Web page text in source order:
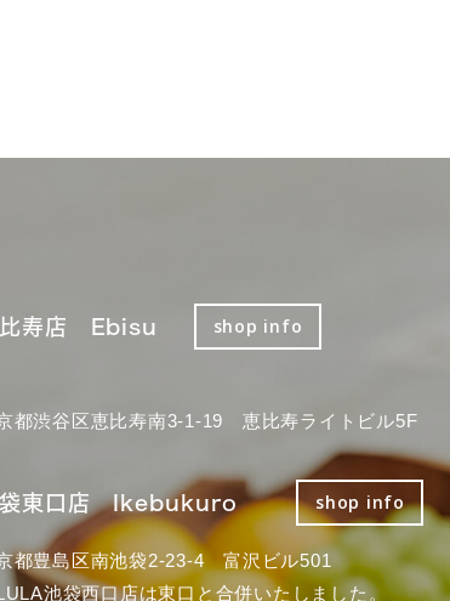
寿店 Ebisu shop info
都渋谷区恵比寿南3-1-19 恵比寿ライトビル5F
袋東口店 Ikebukuro shop info
都豊島区南池袋2-23-4 富沢ビル501
池袋西口店は東口と合併いたしました。